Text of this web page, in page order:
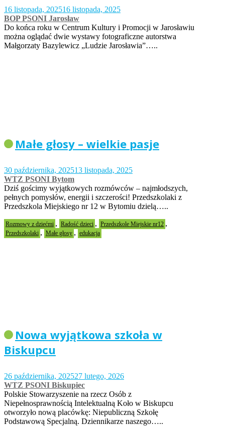
16 listopada, 202516 listopada, 2025
BOP PSONI Jarosław
Do końca roku w Centrum Kultury i Promocji w Jarosławiu
można oglądać dwie wystawy fotograficzne autorstwa
Małgorzaty Bazylewicz „Ludzie Jarosławia”…..
Małe głosy – wielkie pasje
30 października, 202513 listopada, 2025
WTZ PSONI Bytom
Dziś gościmy wyjątkowych rozmówców – najmłodszych,
pełnych pomysłów, energii i szczerości! Przedszkolaki z
Przedszkola Miejskiego nr 12 w Bytomiu dzielą…..
Rozmowy z dziećmi , Radość dzieci , Przedszkole Miejskie nr12 ,
Przedszkolaki , Małe głosy , edukacja
Nowa wyjątkowa szkoła w
Biskupcu
26 października, 202527 lutego, 2026
WTZ PSONI Biskupiec
Polskie Stowarzyszenie na rzecz Osób z
Niepełnosprawnością Intelektualną Koło w Biskupcu
otworzyło nową placówkę: Niepubliczną Szkołę
Podstawową Specjalną. Dziennikarze naszego…..